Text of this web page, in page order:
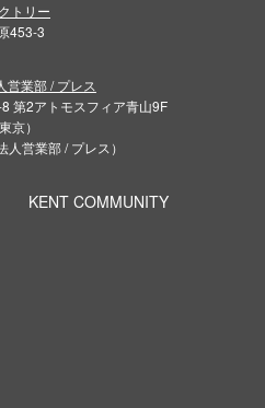
トリー
453-3
営業部 / プレス
第2アトモスフィア青山9F
京）
営業部 / プレス）
KENT COMMUNITY